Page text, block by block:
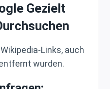
Gezielt
Links, auch
wurden.